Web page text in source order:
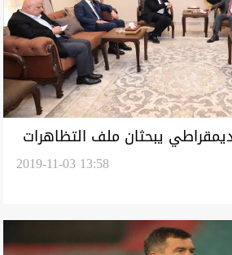
يبحثان ملف التظاهرات
2019-11-03 13:58